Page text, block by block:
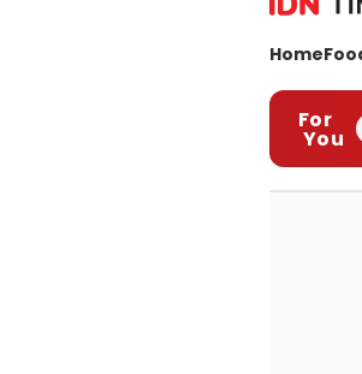
Home
For
You